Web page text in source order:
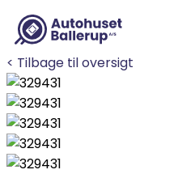
< Tilbage til oversigt